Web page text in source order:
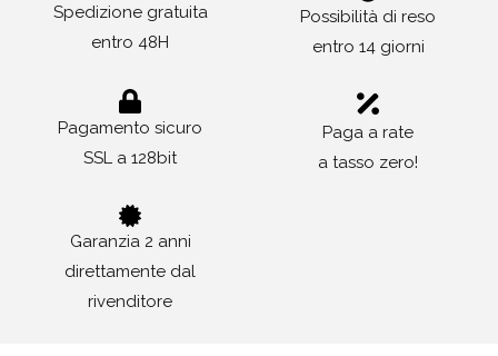
Spedizione gratuita
entro 48H
Possibilità di reso
entro 14 giorni
Pagamento sicuro
SSL a 128bit
Paga a rate
a tasso zero!
Garanzia 2 anni
direttamente dal
rivenditore